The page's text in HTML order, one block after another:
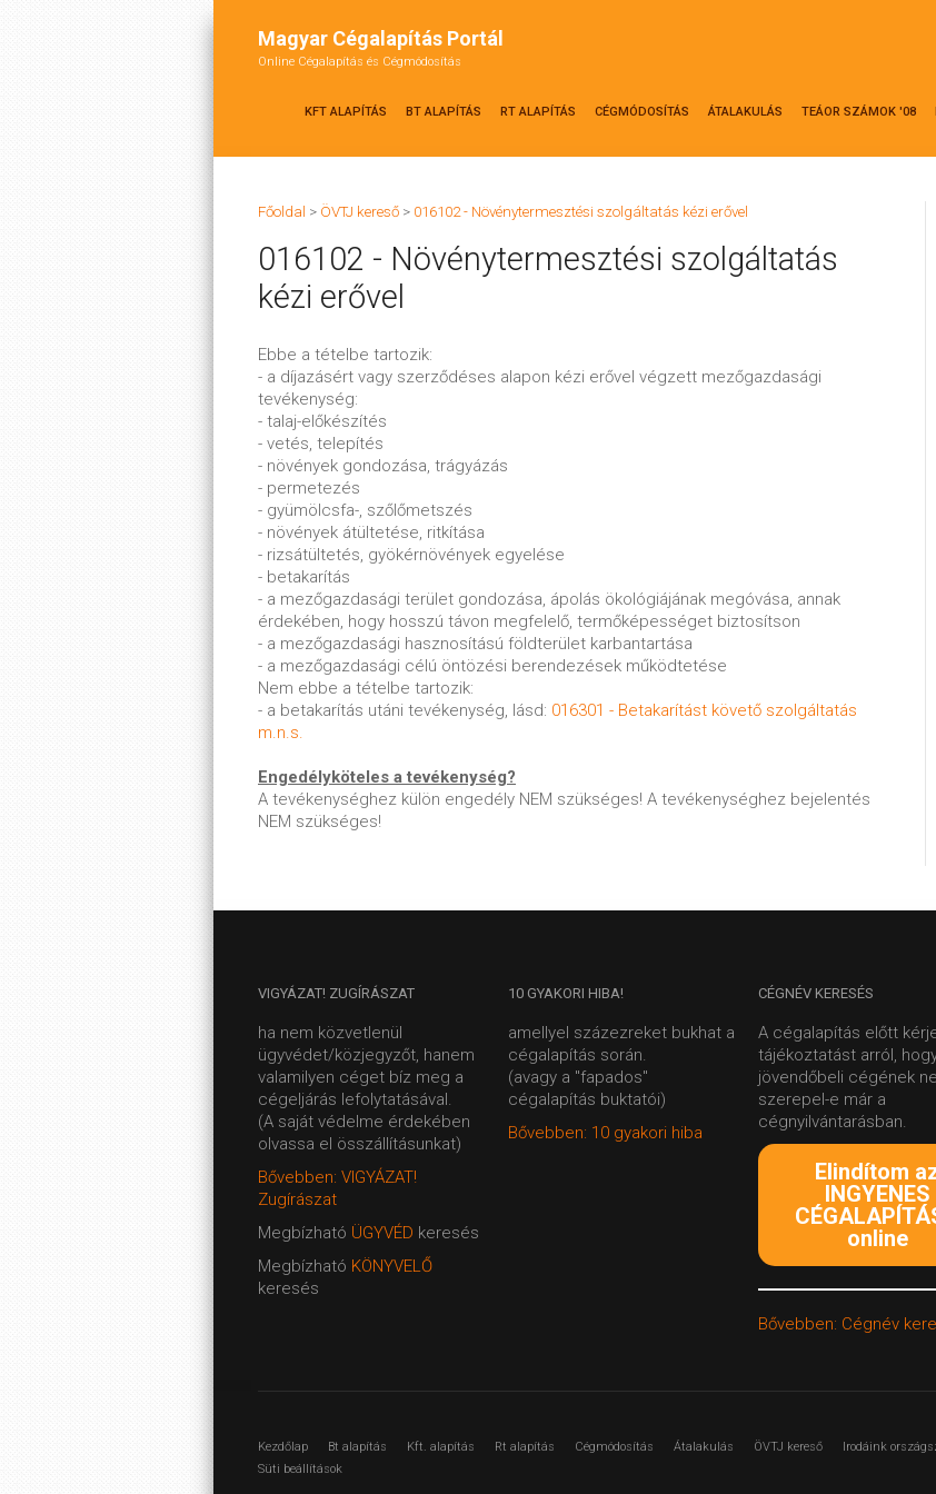
Magyar Cégalapítás Portál
Online Cégalapítás és Cégmódosítás
KFT ALAPÍTÁS BT ALAPÍTÁS RT ALAPÍTÁS CÉGMÓDOSÍTÁS ÁTALAKULÁS TEÁOR SZÁMOK '08
Főoldal > ÖVTJ kereső > 016102 - Növénytermesztési szolgáltatás kézi erővel
016102 - Növénytermesztési szolgáltatás
kézi erővel
Ebbe a tételbe tartozik:
- a díjazásért vagy szerződéses alapon kézi erővel végzett mezőgazdasági
tevékenység:
- talaj-előkészítés
- vetés, telepítés
- növények gondozása, trágyázás
- permetezés
- gyümölcsfa-, szőlőmetszés
- növények átültetése, ritkítása
- rizsátültetés, gyökérnövények egyelése
- betakarítás
- a mezőgazdasági terület gondozása, ápolás ökológiájának megóvása, annak
érdekében, hogy hosszú távon megfelelő, termőképességet biztosítson
- a mezőgazdasági hasznosítású földterület karbantartása
- a mezőgazdasági célú öntözési berendezések működtetése
Nem ebbe a tételbe tartozik:
- a betakarítás utáni tevékenység, lásd: 016301 - Betakarítást követő szolgáltatás
m.n.s.
Engedélyköteles a tevékenység?
A tevékenységhez külön engedély NEM szükséges! A tevékenységhez bejelentés
NEM szükséges!
VIGYÁZAT! ZUGÍRÁSZAT
ha nem közvetlenül
ügyvédet/közjegyzőt, hanem
valamilyen céget bíz meg a
cégeljárás lefolytatásával.
(A saját védelme érdekében
olvassa el összállításunkat)
Bővebben: VIGYÁZAT!
Zugírászat
Megbízható ÜGYVÉD keresés
Megbízható KÖNYVELŐ
keresés
10 GYAKORI HIBA!
amellyel százezreket bukhat a
cégalapítás során.
(avagy a "fapados"
cégalapítás buktatói)
Bővebben: 10 gyakori hiba
CÉGNÉV KERESÉS
A cégalapítás előtt
tájékoztatást arról,
jövendőbeli cégének
szerepel-e már a
cégnyilvántarásban.
Elindítom
INGYENES
online
Bővebben: Cégnév
Kezdőlap Bt alapítás Kft. alapítás Rt alapítás Cégmódosítás Átalakulás ÖVTJ kereső Irodáink
Süti beállítások